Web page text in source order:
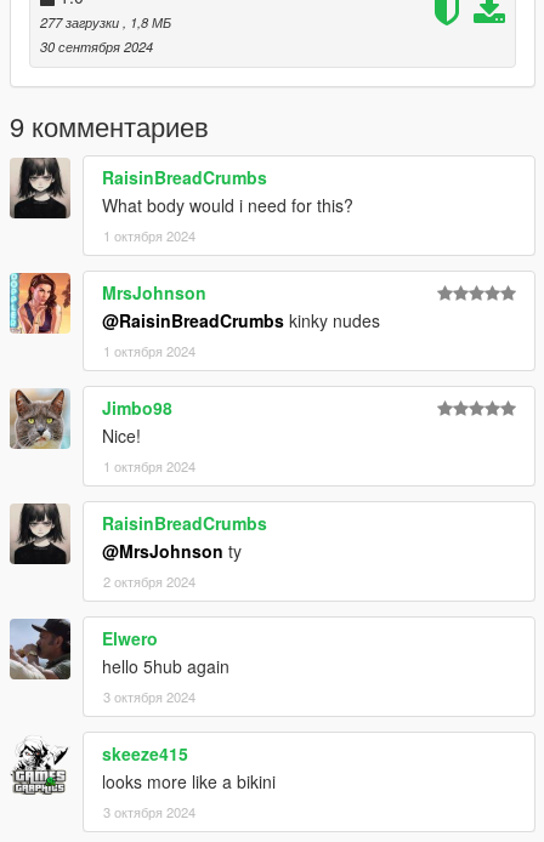
mods.com/player/kinkynudes-all-n-one-18
277 загрузки
, 1,8 МБ
30 сентября 2024
9 комментариев
RaisinBreadCrumbs
What body would i need for this?
1 октября 2024
MrsJohnson
@RaisinBreadCrumbs kinky nudes
1 октября 2024
Jimbo98
Nice!
1 октября 2024
RaisinBreadCrumbs
@MrsJohnson ty
2 октября 2024
Elwero
hello 5hub again
3 октября 2024
skeeze415
looks more like a bikini
3 октября 2024